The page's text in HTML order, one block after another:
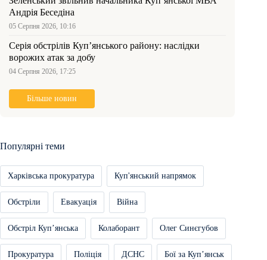
Андрія Беседіна
05 Серпня 2026, 10:16
Серія обстрілів Куп’янського району: наслідки
ворожих атак за добу
04 Серпня 2026, 17:25
Більше новин
Популярні теми
Харківська прокуратура Куп'янський напрямок
Обстріли Евакуація Війна
Обстріл Купʼянська Колаборант Олег Синєгубов
Прокуратура Поліція ДСНС Бої за Купʼянськ